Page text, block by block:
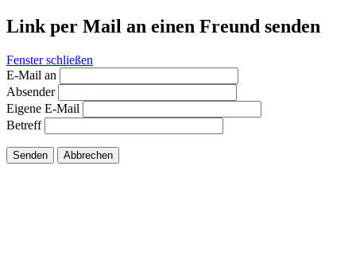
Link per Mail an einen Freund senden
Fenster schließen
E-Mail an
Absender
Eigene E-Mail
Betreff
Senden Abbrechen